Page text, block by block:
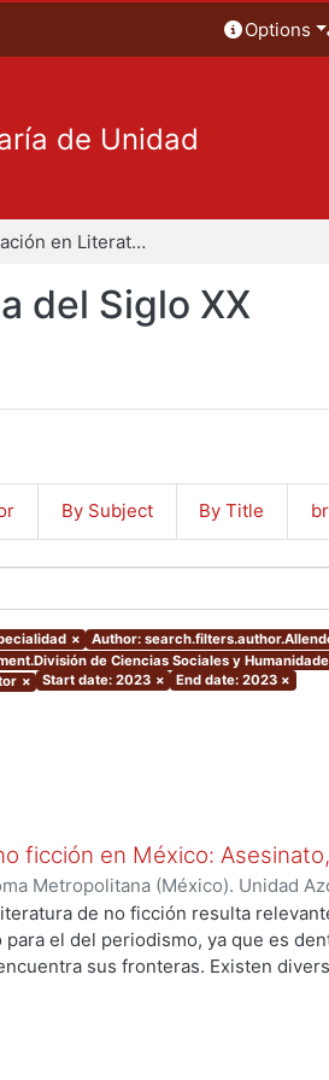
Options
de Unidad
Especialización en Literatura Mexicana del Siglo XX
del Siglo XX
By Subject By Title
× Author:
de Ciencias Sociales y
× Start date: 2023 × End date: 2023 ×
ficción en México:
Metropolitana (México). Unidad
,2023-10)Allende Ortega,
de no ficción resulta
el del periodismo, ya que es
sus fronteras. Existen